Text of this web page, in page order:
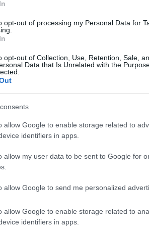
opt-out of processing my Personal Data for
opt-out of Collection, Use, Retention, Sale,
Data that Is Unrelated with the
allow Google to enable storage related to
identifiers in apps.
allow my user data to be sent to Google for
allow Google to send me personalized
allow Google to enable storage related to
identifiers in apps.
2
2
2
2
3
145